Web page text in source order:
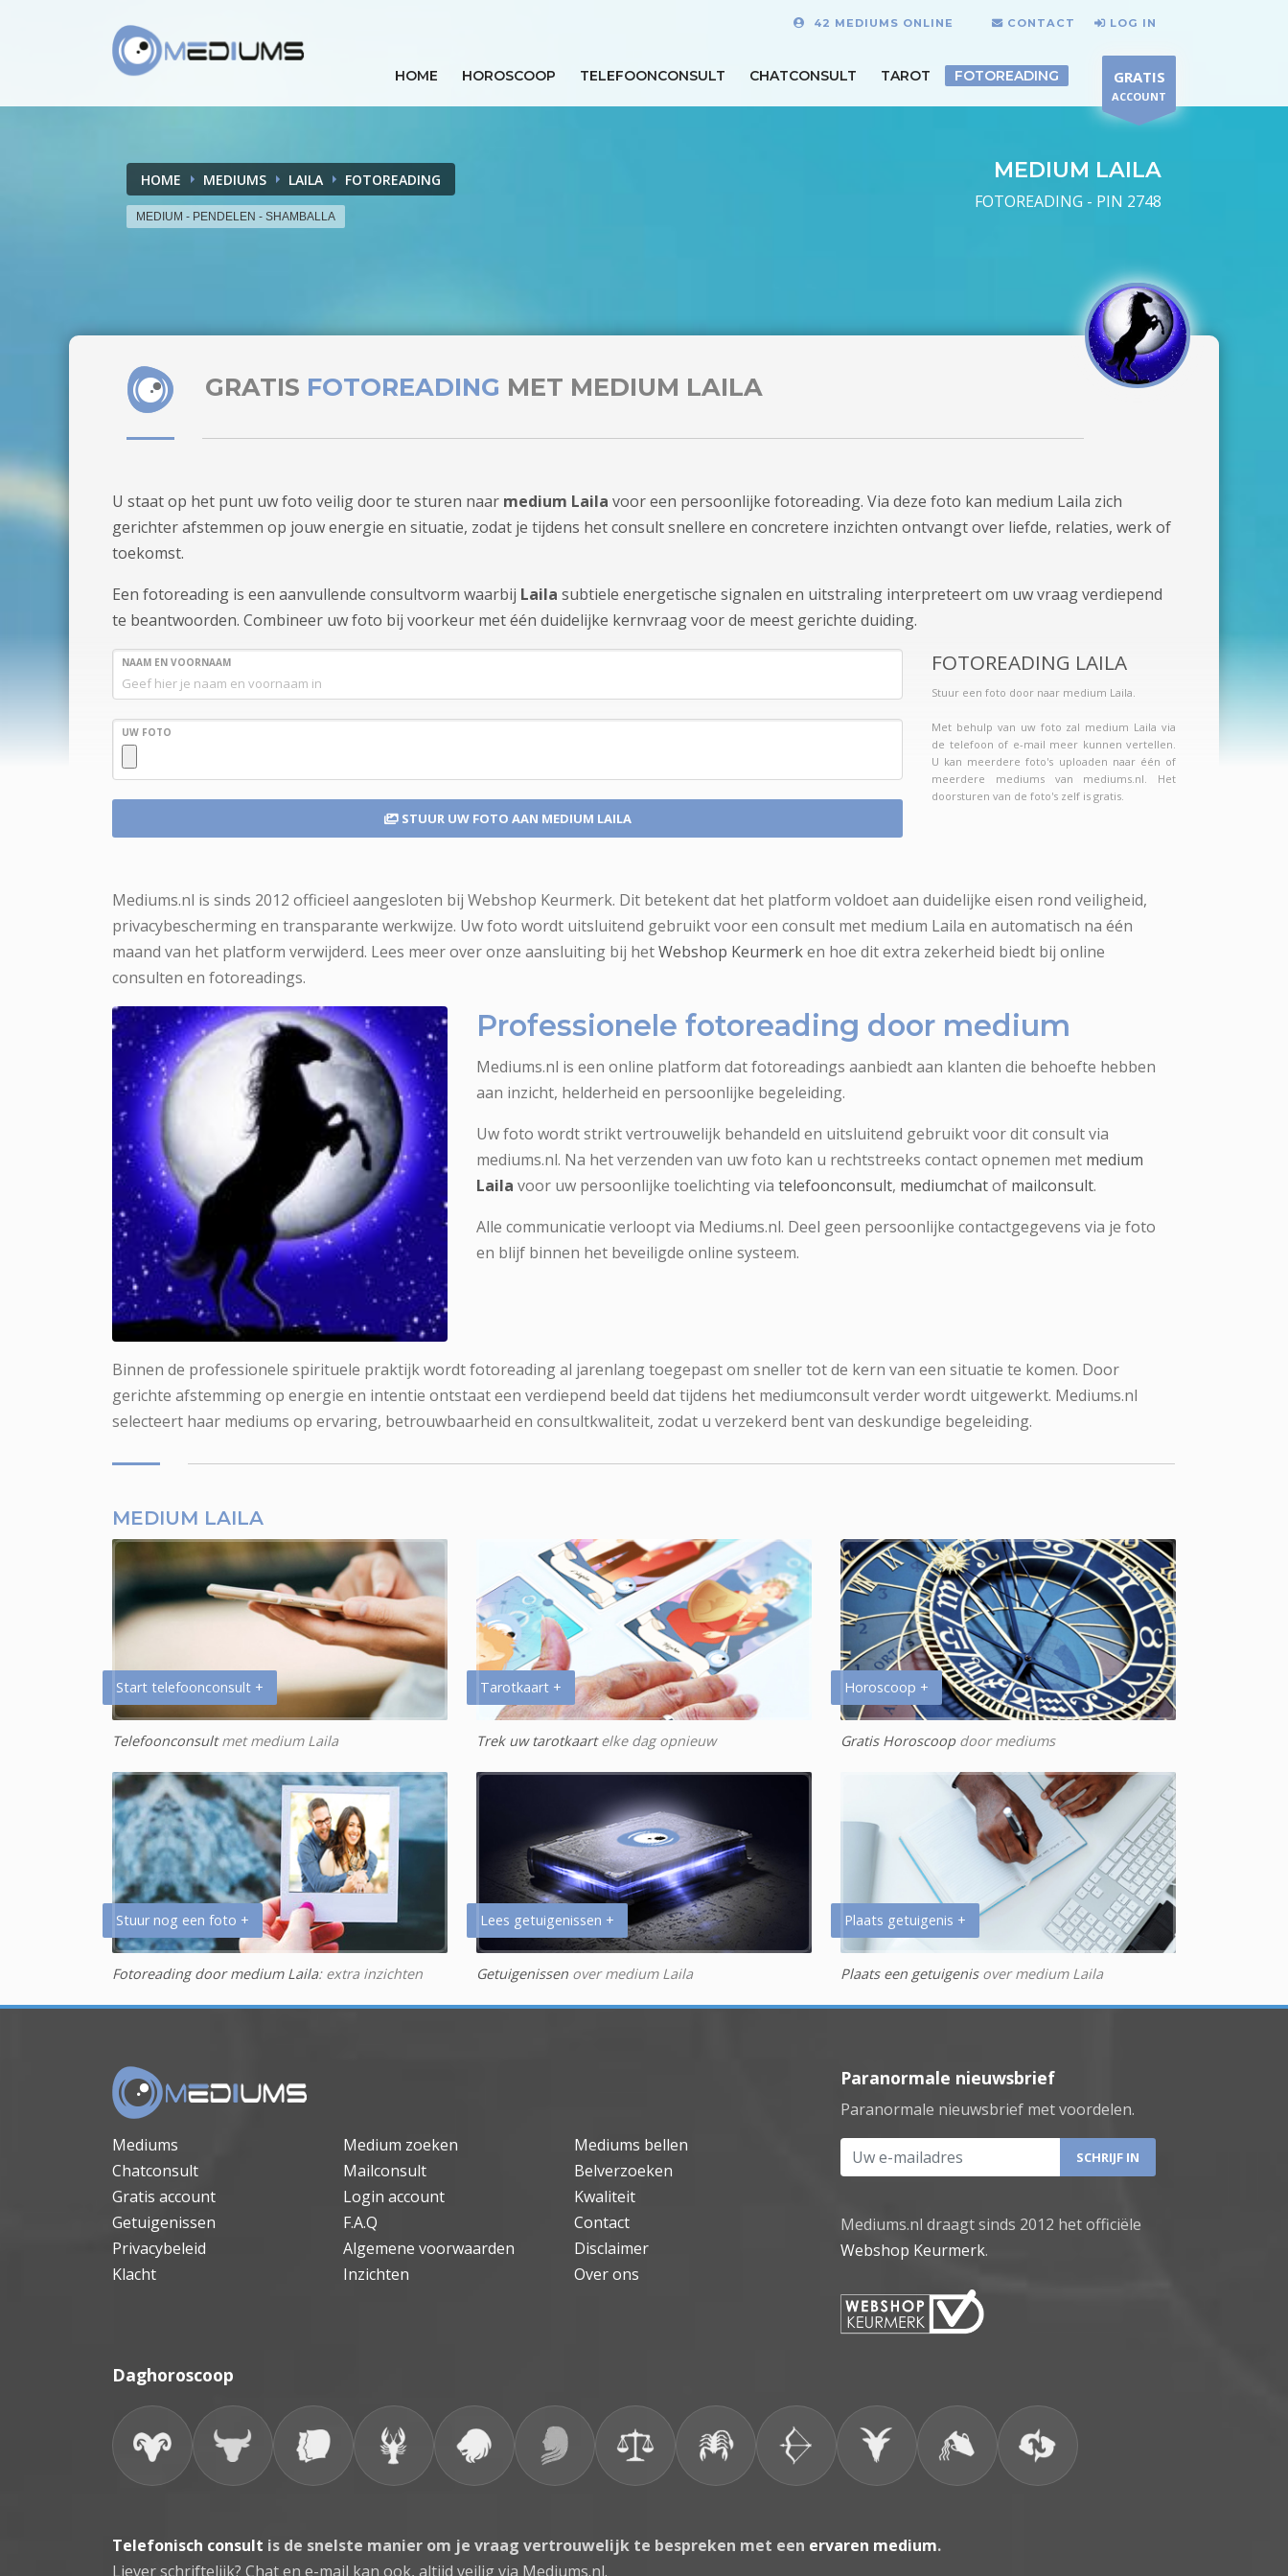
42 MEDIUMS ONLINE CONTACT LOG IN
HOME HOROSCOOP TELEFOONCONSULT CHATCONSULT TAROT FOTOREADING GRATIS
ACCOUNT
HOME MEDIUMS LAILA FOTOREADING
MEDIUM - PENDELEN - SHAMBALLA
MEDIUM LAILA
FOTOREADING - PIN 2748
GRATIS FOTOREADING MET MEDIUM LAILA
U staat op het punt uw foto veilig door te sturen naar medium Laila voor een persoonlijke fotoreading. Via deze foto kan medium Laila zich
gerichter afstemmen op jouw energie en situatie, zodat je tijdens het consult snellere en concretere inzichten ontvangt over liefde, relaties, werk of
toekomst.
Een fotoreading is een aanvullende consultvorm waarbij Laila subtiele energetische signalen en uitstraling interpreteert om uw vraag verdiepend
te beantwoorden. Combineer uw foto bij voorkeur met één duidelijke kernvraag voor de meest gerichte duiding.
NAAM EN VOORNAAM
UW FOTO
STUUR UW FOTO AAN MEDIUM LAILA
FOTOREADING LAILA
Stuur een foto door naar medium Laila.
Met behulp van uw foto zal medium Laila via
de telefoon of e-mail meer kunnen vertellen.
U kan meerdere foto's uploaden naar één of
meerdere mediums van mediums.nl. Het
doorsturen van de foto's zelf is gratis.
Mediums.nl is sinds 2012 officieel aangesloten bij Webshop Keurmerk. Dit betekent dat het platform voldoet aan duidelijke eisen rond veiligheid,
privacybescherming en transparante werkwijze. Uw foto wordt uitsluitend gebruikt voor een consult met medium Laila en automatisch na één
maand van het platform verwijderd. Lees meer over onze aansluiting bij hetWebshop Keurmerken hoe dit extra zekerheid biedt bij online
consulten en fotoreadings.
Professionele fotoreading door medium
Mediums.nl is een online platform dat fotoreadings aanbiedt aan klanten die behoefte hebben
aan inzicht, helderheid en persoonlijke begeleiding.
Uw foto wordt strikt vertrouwelijk behandeld en uitsluitend gebruikt voor dit consult via
mediums.nl. Na het verzenden van uw foto kan u rechtstreeks contact opnemen met medium
Laila voor uw persoonlijke toelichting via telefoonconsult, mediumchatof mailconsult.
Alle communicatie verloopt via Mediums.nl. Deel geen persoonlijke contactgegevens via je foto
en blijf binnen het beveiligde online systeem.
Binnen de professionele spirituele praktijk wordt fotoreading al jarenlang toegepast om sneller tot de kern van een situatie te komen. Door
gerichte afstemming op energie en intentie ontstaat een verdiepend beeld dat tijdens het mediumconsult verder wordt uitgewerkt. Mediums.nl
selecteert haar mediums op ervaring, betrouwbaarheid en consultkwaliteit, zodat u verzekerd bent van deskundige begeleiding.
MEDIUM LAILA
Start telefoonconsult +
Telefoonconsultmet medium Laila
Tarotkaart +
Trek uw tarotkaartelke dag opnieuw
Horoscoop +
Gratis Horoscoopdoor mediums
Stuur nog een foto +
Fotoreading door medium Laila: extra inzichten
Lees getuigenissen +
Getuigenissen over medium Laila
Plaats getuigenis +
Plaats een getuigenisover medium Laila
Mediums Medium zoeken
Mediums bellen
Chatconsult
Mailconsult
Belverzoeken
Gratis account
Login account
Kwaliteit
Getuigenissen
F.A.Q
Contact
Privacybeleid
Algemene voorwaarden
Disclaimer
Klacht
Inzichten Over ons
Paranormale nieuwsbrief
Paranormale nieuwsbrief met voordelen.
Uw e-mailadres
Mediums.nl draagt sinds 2012 het officiële
Webshop Keurmerk.
Daghoroscoop
Telefonisch consult is de snelste manier om je vraag vertrouwelijk te bespreken met een ervaren medium.
Liever schriftelijk? Chat en e-mail kan ook, altijd veilig via Mediums.nl.